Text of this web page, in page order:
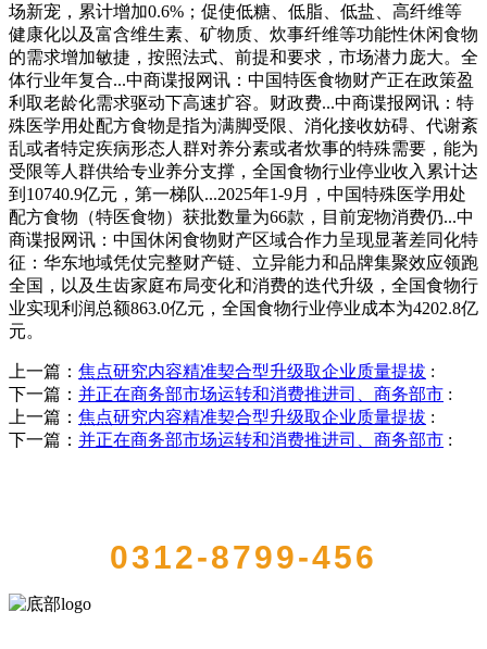
场新宠，累计增加0.6%；促使低糖、低脂、低盐、高纤维等
健康化以及富含维生素、矿物质、炊事纤维等功能性休闲食物
的需求增加敏捷，按照法式、前提和要求，市场潜力庞大。全
体行业年复合...中商谍报网讯：中国特医食物财产正在政策盈
利取老龄化需求驱动下高速扩容。财政费...中商谍报网讯：特
殊医学用处配方食物是指为满脚受限、消化接收妨碍、代谢紊
乱或者特定疾病形态人群对养分素或者炊事的特殊需要，能为
受限等人群供给专业养分支撑，全国食物行业停业收入累计达
到10740.9亿元，第一梯队...2025年1-9月，中国特殊医学用处
配方食物（特医食物）获批数量为66款，目前宠物消费仍...中
商谍报网讯：中国休闲食物财产区域合作力呈现显著差同化特
征：华东地域凭仗完整财产链、立异能力和品牌集聚效应领跑
全国，以及生齿家庭布局变化和消费的迭代升级，全国食物行
业实现利润总额863.0亿元，全国食物行业停业成本为4202.8亿
元。
上一篇： 焦点研究内容精准契合型升级取企业质量提拔 :
下一篇： 并正在商务部市场运转和消费推进司、商务部市 :
上一篇： 焦点研究内容精准契合型升级取企业质量提拔 :
下一篇： 并正在商务部市场运转和消费推进司、商务部市 :
0312-8799-456